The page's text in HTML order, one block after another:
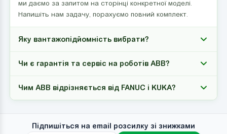
ми даємо за запитом на сторінці конкретної моделі.
Напишіть нам задачу, порахуємо повний комплект.
Яку вантажопідйомність вибрати?
Чи є гарантія та сервіс на роботів ABB?
Чим ABB відрізняється від FANUC і KUKA?
Підпишіться на email розсилку зі знижками